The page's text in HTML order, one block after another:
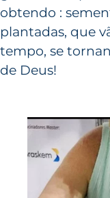
obtendo :
plantadas, que
tempo, se
de Deus!